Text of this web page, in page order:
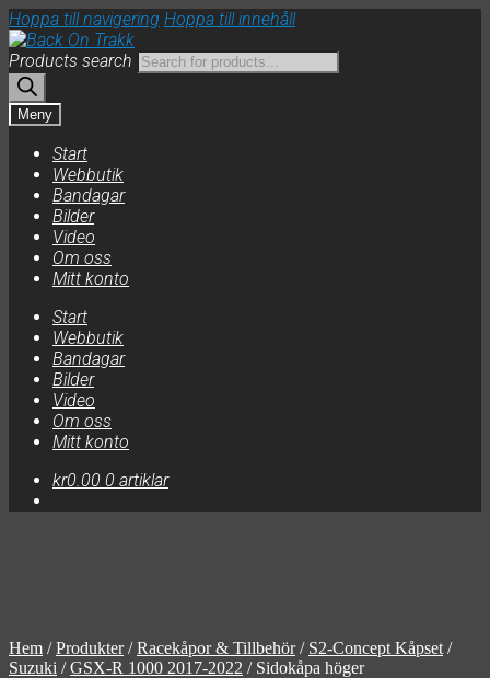
Hoppa till navigering Hoppa till innehåll
Products search
Meny
Start
Webbutik
Bandagar
Bilder
Video
Om oss
Mitt konto
Start
Webbutik
Bandagar
Bilder
Video
Om oss
Mitt konto
kr0.00 0 artiklar
Hem /Produkter/Racekåpor & Tillbehör/ S2-Concept Kåpset /
Suzuki /GSX-R 1000 2017-2022 / Sidokåpa höger